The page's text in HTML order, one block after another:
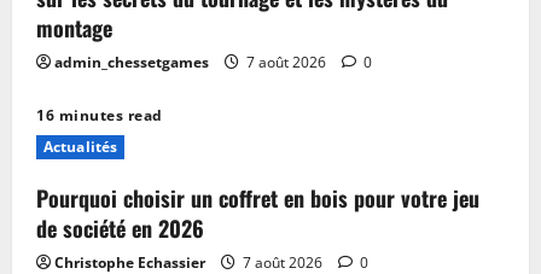
montage
admin_chessetgames 7 août 2026 0
16 minutes read
Actualités
Pourquoi choisir un coffret en bois pour votre jeu
de société en 2026
Christophe Echassier 7 août 2026 0